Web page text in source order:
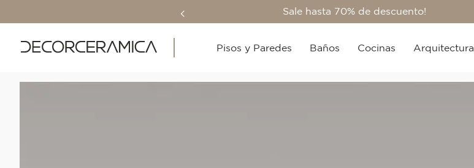
Sale hasta 70% de descuento!
Pisos y Paredes Baños Cocinas Arquitectura